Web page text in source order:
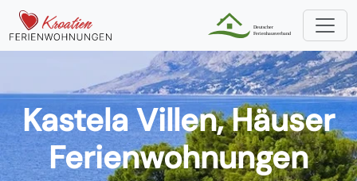
Kastela Villen, Häuser
Ferienwohnungen